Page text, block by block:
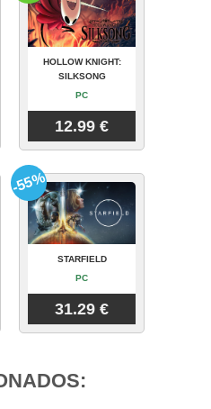
HOLLOW KNIGHT:
SILKSONG
PC
12.99 €
STARFIELD
PC
31.29 €
-55%